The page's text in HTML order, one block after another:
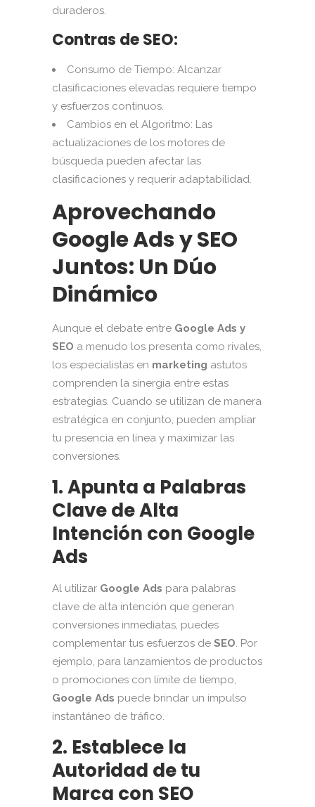
duraderos.
Contras de SEO:
Consumo de Tiempo: Alcanzar
clasificaciones elevadas requiere tiempo
y esfuerzos continuos.
Cambios en el Algoritmo: Las
actualizaciones de los motores de
búsqueda pueden afectar las
clasificaciones y requerir adaptabilidad.
Aprovechando
Google Ads y SEO
Juntos: Un Dúo
Dinámico
Aunque el debate entre Google Ads y
SEO a menudo los presenta como rivales,
los especialistas en marketing astutos
comprenden la sinergia entre estas
estrategias. Cuando se utilizan de manera
estratégica en conjunto, pueden ampliar
tu presencia en línea y maximizar las
conversiones.
1. Apunta a Palabras
Clave de Alta
Intención con Google
Ads
Al utilizar Google Ads para palabras
clave de alta intención que generan
conversiones inmediatas, puedes
complementar tus esfuerzos de SEO. Por
ejemplo, para lanzamientos de productos
o promociones con límite de tiempo,
Google Ads puede brindar un impulso
instantáneo de tráfico.
2. Establece la
Autoridad de tu
Marca con SEO